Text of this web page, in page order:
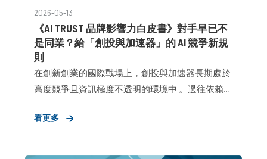
2026-05-13
《AI TRUST 品牌影響力白皮書》對手早已不
是同業？給「創投與加速器」的 AI 競爭新規
則
在創新創業的國際戰場上，創投與加速器長期處於
高度競爭且資訊極度不透明的環境中 。過往依賴的
戰： 跨境權威缺失：在國際資源戰場中，數位權威
訊破碎：輔導績效難以量化，使創辦人與 LP 在不
看更多